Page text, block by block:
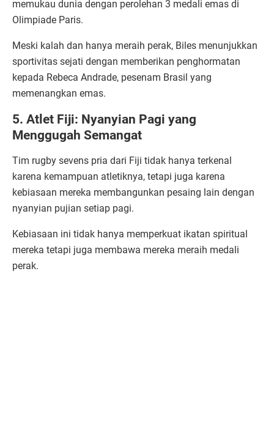
memukau dunia dengan perolehan 3 medali emas di
Olimpiade Paris.
Meski kalah dan hanya meraih perak, Biles menunjukkan
sportivitas sejati dengan memberikan penghormatan
kepada Rebeca Andrade, pesenam Brasil yang
memenangkan emas.
5. Atlet Fiji: Nyanyian Pagi yang
Menggugah Semangat
Tim rugby sevens pria dari Fiji tidak hanya terkenal
karena kemampuan atletiknya, tetapi juga karena
kebiasaan mereka membangunkan pesaing lain dengan
nyanyian pujian setiap pagi.
Kebiasaan ini tidak hanya memperkuat ikatan spiritual
mereka tetapi juga membawa mereka meraih medali
perak.